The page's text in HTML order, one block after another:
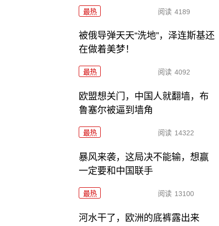
最热 阅读 4189
被俄导弹天天“洗地”，泽连斯基还
在做着美梦！
最热 阅读 4092
欧盟想关门，中国人就翻墙，布
鲁塞尔被逼到墙角
最热 阅读 14322
暴风来袭，这局决不能输，想赢
一定要和中国联手
最热 阅读 13100
河水干了，欧洲的底裤露出来